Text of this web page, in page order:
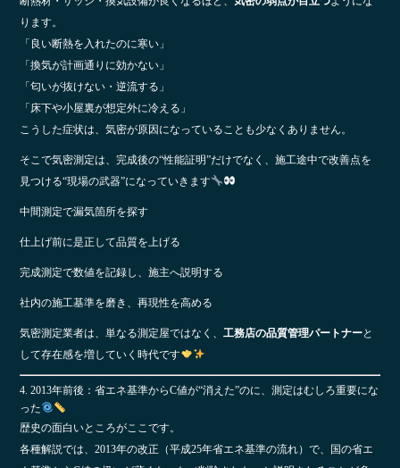
ります。
「良い断熱を入れたのに寒い」
「換気が計画通りに効かない」
「匂いが抜けない・逆流する」
「床下や小屋裏が想定外に冷える」
こうした症状は、気密が原因になっていることも少なくありません。
そこで気密測定は、完成後の“性能証明”だけでなく、施工途中で改善点を
見つける“現場の武器”になっていきます
中間測定で漏気箇所を探す
仕上げ前に是正して品質を上げる
完成測定で数値を記録し、施主へ説明する
社内の施工基準を磨き、再現性を高める
気密測定業者は、単なる測定屋ではなく、工務店の品質管理パートナーと
して存在感を増していく時代です
4. 2013年前後：省エネ基準からC値が“消えた”のに、測定はむしろ重要にな
った
歴史の面白いところがここです。
各種解説では、2013年の改正（平成25年省エネ基準の流れ）で、国の省エ